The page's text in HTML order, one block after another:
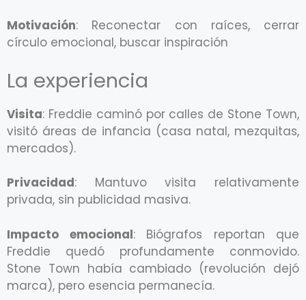
Motivación: Reconectar con raíces, cerrar
círculo emocional, buscar inspiración
La experiencia
Visita: Freddie caminó por calles de Stone Town,
visitó áreas de infancia (casa natal, mezquitas,
mercados).
Privacidad: Mantuvo visita relativamente
privada, sin publicidad masiva.
Impacto emocional: Biógrafos reportan que
Freddie quedó profundamente conmovido.
Stone Town había cambiado (revolución dejó
marca), pero esencia permanecía.